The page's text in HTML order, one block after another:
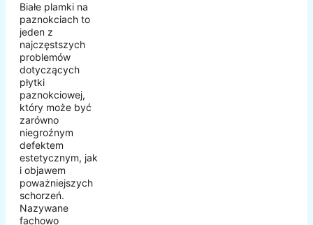
Białe plamki na
paznokciach to
jeden z
najczęstszych
problemów
dotyczących
płytki
paznokciowej,
który może być
zarówno
niegroźnym
defektem
estetycznym, jak
i objawem
poważniejszych
schorzeń.
Nazywane
fachowo